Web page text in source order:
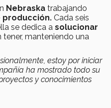
Nebraska trabajando
producción. Cada seis
se dedica a solucionar
tener, manteniendo una
estoy por iniciar
ha mostrado todo su
y conocimientos